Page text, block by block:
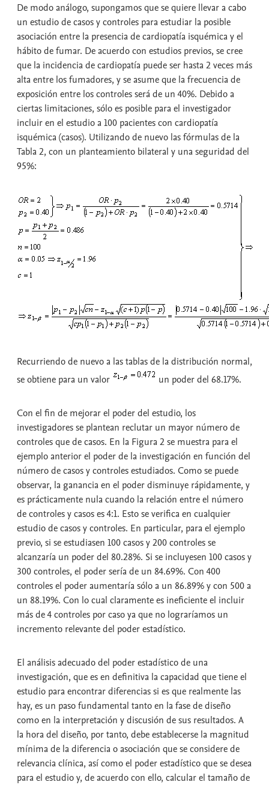
De modo análogo, supongamos que se quiere llevar a cabo
un estudio de casos y controles para estudiar la posible
asociación entre la presencia de cardiopatía isquémica y el
hábito de fumar. De acuerdo con estudios previos, se cree
que la incidencia de cardiopatía puede ser hasta 2 veces más
alta entre los fumadores, y se asume que la frecuencia de
exposición entre los controles será de un 40%. Debido a
ciertas limitaciones, sólo es posible para el investigador
incluir en el estudio a 100 pacientes con cardiopatía
isquémica (casos). Utilizando de nuevo las fórmulas de la
Tabla 2, con un planteamiento bilateral y una seguridad del
95%:
Recurriendo de nuevo a las tablas de la distribución normal,
se obtiene para un valor
un poder del 68.17%.
Con el fin de mejorar el poder del estudio, los
investigadores se plantean reclutar un mayor número de
controles que de casos. En la Figura 2 se muestra para el
ejemplo anterior el poder de la investigación en función del
número de casos y controles estudiados. Como se puede
observar, la ganancia en el poder disminuye rápidamente, y
es prácticamente nula cuando la relación entre el número
de controles y casos es 4:1. Esto se verifica en cualquier
estudio de casos y controles. En particular, para el ejemplo
previo, si se estudiasen 100 casos y 200 controles se
alcanzaría un poder del 80.28%. Si se incluyesen 100 casos y
300 controles, el poder sería de un 84.69%. Con 400
controles el poder aumentaría sólo a un 86.89% y con 500 a
un 88.19%. Con lo cual claramente es ineficiente el incluir
más de 4 controles por caso ya que no lograríamos un
incremento relevante del poder estadístico.
El análisis adecuado del poder estadístico de una
investigación, que es en definitiva la capacidad que tiene el
estudio para encontrar diferencias si es que realmente las
hay, es un paso fundamental tanto en la fase de diseño
como en la interpretación y discusión de sus resultados. A
la hora del diseño, por tanto, debe establecerse la magnitud
mínima de la diferencia o asociación que se considere de
relevancia clínica, así como el poder estadístico que se desea
para el estudio y, de acuerdo con ello, calcular el tamaño de